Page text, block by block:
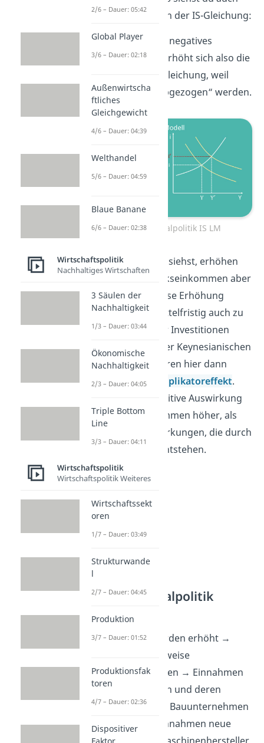
wieder ganz leicht an der IS-Gleichung:
Da die Steuern T ein negatives
Vorzeichen haben, erhöht sich also die
rechte Seite der IS Gleichung, weil
weniger Steuern „abgezogen“ werden.
Expansive Fiskalpolitik IS LM
Wie du in der Grafik siehst, erhöhen
sich neben dem Volkseinkommen aber
auch dieZinsen
. Diese Erhöhung
könnte natürlich mittelfristig auch zu
einer Dämpfung der Investitionen
führen. Anhänger der Keynesianischen
Theorie argumentieren hier dann
meist mit demMultiplikatoreffekt.
Demnach ist die positive Auswirkung
auf das Volkseinkommen höher, als
die negativen Auswirkungen, die durch
die Zinserhöhung entstehen.
Expansive Fiskalpolitik
Staatsausgaben werden erhöht →
Staat lässt beispielsweise
Universitäten sanieren → Einnahmen
für Bauunternehmen und deren
Mitarbeiter steigt → Bauunternehmen
kaufen von ihren Einnahmen neue
2/6 – Dauer: 05:42
Global Player
3/6 – Dauer: 02:18
Außenwirtscha
ftliches
Gleichgewicht
4/6 – Dauer: 04:39
Welthandel
5/6 – Dauer: 04:59
Blaue Banane
6/6 – Dauer: 02:38
Wirtschaftspolitik
Nachhaltiges Wirtschaften
3 Säulen der
Nachhaltigkeit
1/3 – Dauer: 03:44
Ökonomische
Nachhaltigkeit
2/3 – Dauer: 04:05
Triple Bottom
Line
3/3 – Dauer: 04:11
Wirtschaftspolitik
Wirtschaftspolitik Weiteres
Wirtschaftssekt
oren
1/7 – Dauer: 03:49
Strukturwande
l
2/7 – Dauer: 04:45
Produktion
3/7 – Dauer: 01:52
Produktionsfak
toren
4/7 – Dauer: 02:36
Dispositiver
Faktor